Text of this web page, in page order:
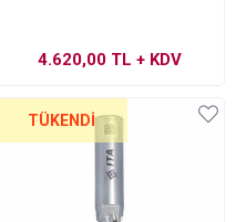
4.620,00 TL + KDV
TÜKENDI